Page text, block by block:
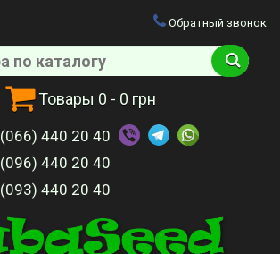
Товары 0 - 0 грн
Обратный звонок
(066) 440 20 40
(096) 440 20 40
(093) 440 20 40